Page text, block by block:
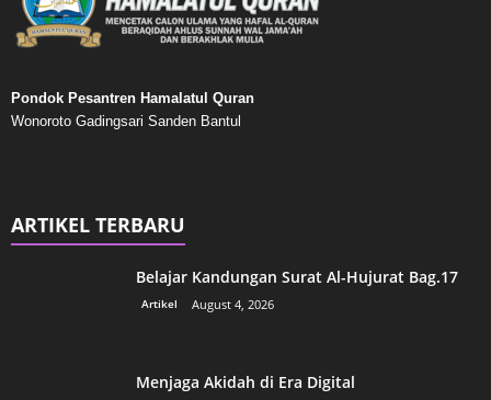
Pondok Pesantren Hamalatul Quran
Wonoroto Gadingsari Sanden Bantul
ARTIKEL TERBARU
Belajar Kandungan Surat Al-Hujurat Bag.17
Artikel August 4, 2026
Menjaga Akidah di Era Digital